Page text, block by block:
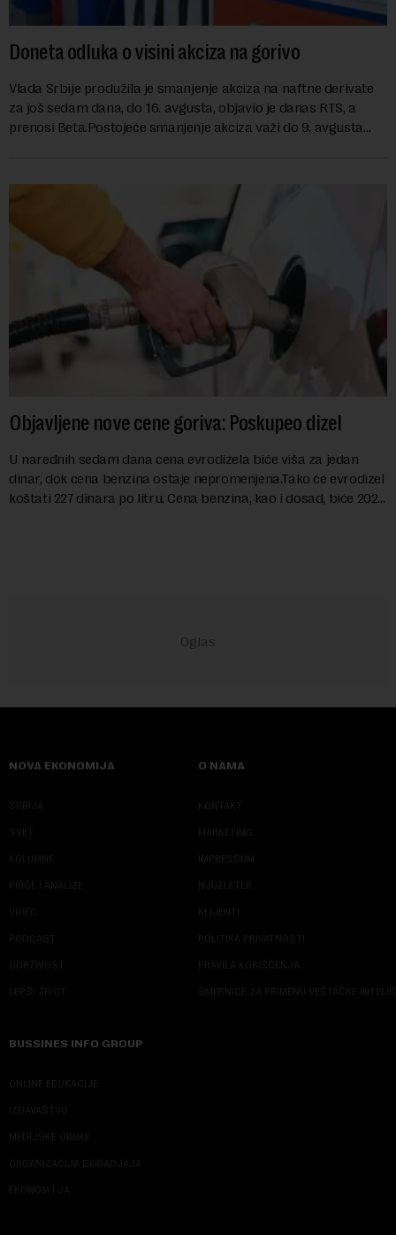
Doneta odluka o visini akciza na gorivo
Vlada Srbije produžila je smanjenje akciza na naftne derivate
za još sedam dana, do 16. avgusta, objavio je danas RTS, a
prenosi Beta.Postojeće smanjenje akciza važi do 9. avgusta
Objavljene nove cene goriva: Poskupeo dizel
U narednih sedam dana cena evrodizela biće viša za jedan
dinar, dok cena benzina ostaje nepromenjena.Tako će evrodizel
koštati 227 dinara po litru. Cena benzina, kao i dosad, biće 202
NOVA EKONOMIJA
SRBIJA
SVET
KOLUMNE
PRIČE I ANALIZE
VIDEO
PODCAST
ODRŽIVOST
LEPŠI ŽIVOT
O NAMA
KONTAKT
MARKETING
IMPRESSUM
NJUZLETER
KLIJENTI
POLITIKA PRIVATNOSTI
PRAVILA KORIŠĆENJA
SMERNICE ZA PRIMENU VEŠTAČKE
BUSSINES INFO GROUP
ONLINE EDUKACIJE
IZDAVAŠTVO
MEDIJSKE OBUKE
ORGANIZACIJA DOGADJAJA
EKONOM I JA